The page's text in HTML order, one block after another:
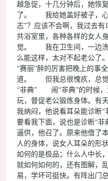
越急促，十几分钟后，她恢
了。 我给她盖好被子，心
志”？应该不会啊，我过去
共浴室里，各种各样的女人
觉。 我在卫生间，一边洗
么能这样，太对不起老公
“赛丽”醉的厉害把晚上的事
道。 但我总很愧疚，总觉
“非典” 闹“非典”的时候，
玩，督促老公锻炼身体。有
我纳闷，他说看耳朵能诊断
要看我下面，说也是诊断“非
逼供，他召了。原来他借了
人的身体，说女人耳朵的形
如何的是极品；什么人中长
就如何如何的，还有图解，
易，学坏可挺快。有阵出门